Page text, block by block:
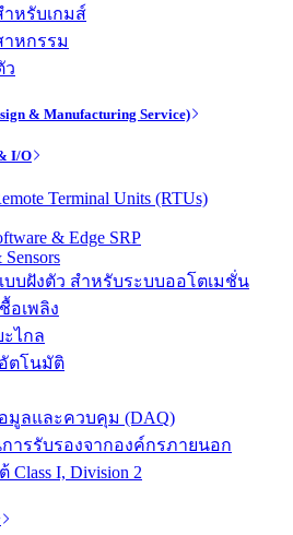
หรับเกมส์
าหกรรม
ว
& Manufacturing Service)
I/O
Terminal Units (RTUs)
& Edge SRP
บฝังตัว สำหรับระบบออโตเมชั่น
อเพลิง
ะไกล
ตโนมัติ
มูลและควบคุม (DAQ)
ารรับรองจากองค์กรภายนอก
I, Division 2